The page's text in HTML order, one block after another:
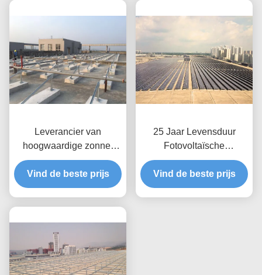
Leverancier van
hoogwaardige zonne-
energie-installaties voor
plat dak
Vind de beste prijs
25 Jaar Levensduur
Fotovoltaïsche
Dakmontage Ontworpen
Daktoepassing
Zonnepaneel
Vind de beste prijs